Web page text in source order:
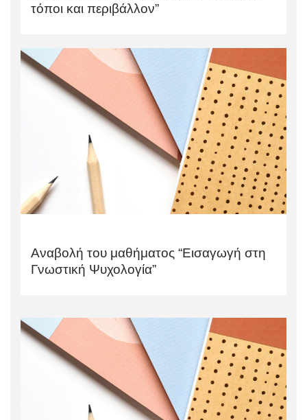
τόποι και περιβάλλον”
Αναβολή του μαθήματος “Εισαγωγή στη
Γνωστική Ψυχολογία”